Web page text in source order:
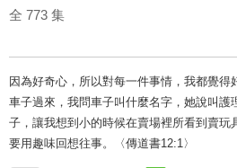
全 773 集
因為好奇心，所以對每一件事情，我都覺得
車子過來，我問車子叫什麼名字，她說叫護
子，讓我想到小的時候在賣場裡所看到賣玩
要用趣味回想往事。〈傳道書12:1〉